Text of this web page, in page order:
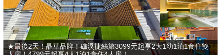
好康優惠
★最後2天！晶華品牌！礁溪捷絲旅3099元起享2大1幼1泊1食住雙